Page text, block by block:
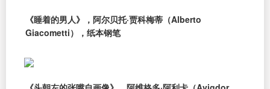
《睡着的男人》，阿尔贝托·贾科梅蒂（Alberto
Giacometti），纸本钢笔